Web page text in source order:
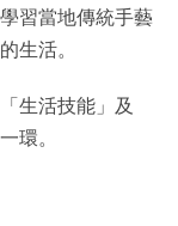
習當地傳統手藝
生活。
生活技能」及
環。